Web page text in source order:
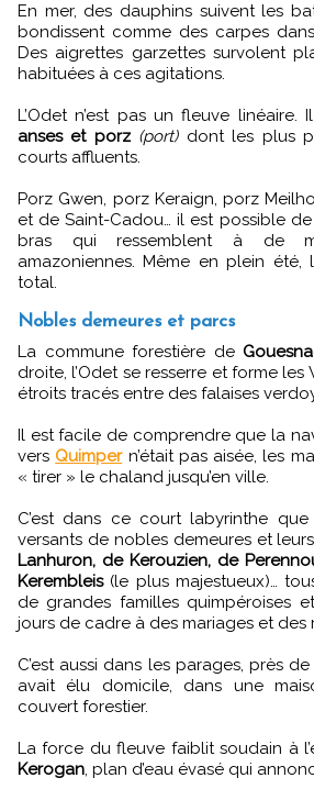
En mer, des dauphins suivent les
bondissent comme des carpes
Des aigrettes garzettes survolent
habituées à ces agitations.
L’Odet n’est pas un fleuve linéaire.
anses et porz (port)dont les plus
courts affluents.
Porz Gwen, porz Keraign, porz
et de Saint-Cadou… il est possible de
bras qui ressemblent à de
amazoniennes. Même en plein été,
total.
Nobles demeures et parcs
La commune forestière de
droite, l’Odet se resserre et forme les
étroits tracés entre des falaises
Il est facile de comprendre que la
vers Quimpern’était pas aisée, les
« tirer » le chaland jusqu’en ville.
C’est dans ce court labyrinthe
versants de nobles demeures et
Lanhuron, de Kerouzien, de
Kerembleis(le plus majestueux)…
de grandes familles quimpéroises
jours de cadre à des mariages et des
C’est aussi dans les parages, près de
avait élu domicile, dans une
couvert forestier.
La force du fleuve faiblit soudain à
Kerogan, plan d’eau évasé qui